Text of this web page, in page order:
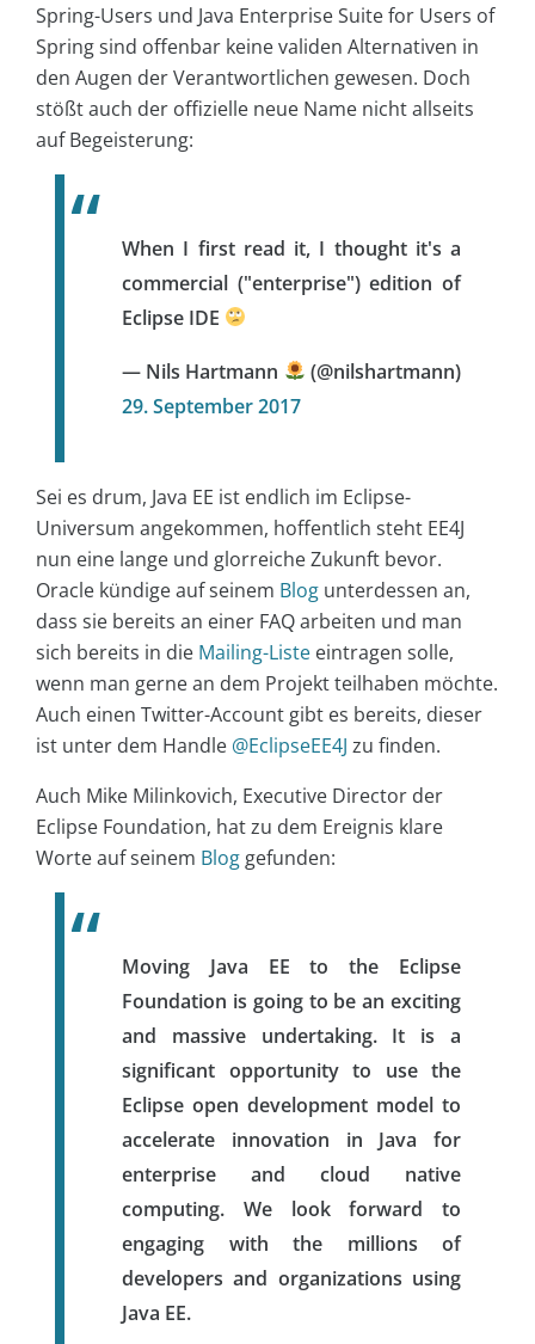
Spring-Users und Java Enterprise Suite for Users of
Spring sind offenbar keine validen Alternativen in
den Augen der Verantwortlichen gewesen. Doch
stößt auch der offizielle neue Name nicht allseits
auf Begeisterung:
When I first read it, I thought it's a
commercial ("enterprise") edition of
Eclipse IDE
— Nils Hartmann
(@nilshartmann)
29. September 2017
Sei es drum, Java EE ist endlich im Eclipse-
Universum angekommen, hoffentlich steht EE4J
nun eine lange und glorreiche Zukunft bevor.
Oracle kündige auf seinem Blog unterdessen an,
dass sie bereits an einer FAQ arbeiten und man
sich bereits in die Mailing-Liste eintragen solle,
wenn man gerne an dem Projekt teilhaben möchte.
Auch einen Twitter-Account gibt es bereits, dieser
ist unter dem Handle @EclipseEE4J zu finden.
Auch Mike Milinkovich, Executive Director der
Eclipse Foundation, hat zu dem Ereignis klare
Worte auf seinem Blog gefunden:
Moving Java EE to the Eclipse
Foundation is going to be an exciting
and massive undertaking. It is a
significant opportunity to use the
Eclipse open development model to
accelerate innovation in Java for
enterprise and cloud native
computing. We look forward to
engaging with the millions of
developers and organizations using
Java EE.